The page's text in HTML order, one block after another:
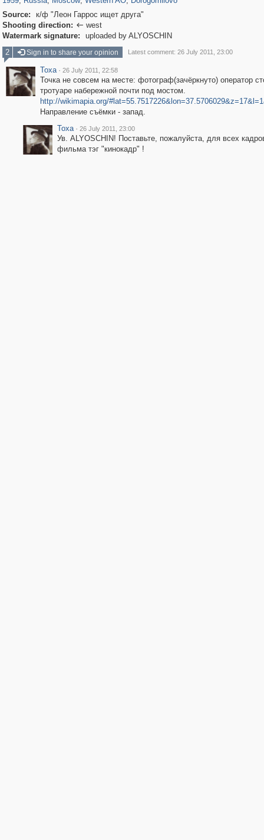
Source:
к/ф "Леон Гаррос ищет друга"
Shooting direction:  west
Watermark signature:
uploaded by ALYOSCHIN
2
Sign in to share your opinion Latest comment: 26 July 2011, 23:00
Toxa · 26 July 2011, 22:58
Точка не совсем на месте: фотограф(зачёркнуто) оператор
тротуаре набережной почти под мостом.
http://wikimapia.org/
Направление съёмки - запад.
Toxa · 26 July 2011, 23:00
Ув. ALYOSCHIN! Поставьте, пожалуйста, для всех
фильма тэг "кинокадр" !